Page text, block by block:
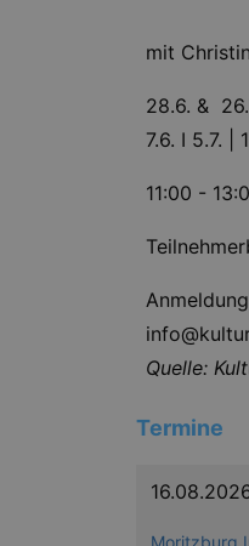
mit
28.6. &
7.6. I 5.7. |
11:00 -
Quelle:
Termine
Moritzburg